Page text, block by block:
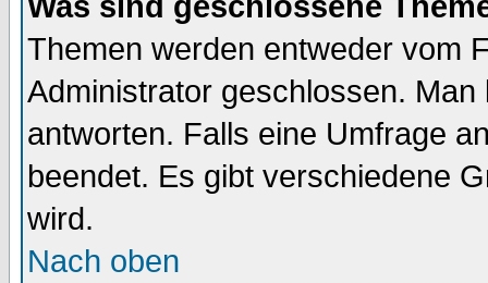
Themen werden entweder vom
Administrator geschlossen.
antworten. Falls eine Umfrage
beendet. Es gibt verschiedene
wird.
Nach oben